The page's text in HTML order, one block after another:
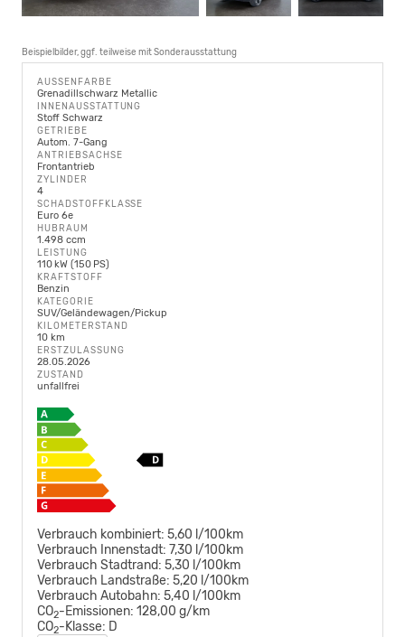
Beispielbilder, ggf. teilweise mit Sonderausstattung
AUSSENFARBE
Grenadillschwarz Metallic
INNENAUSSTATTUNG
Stoff Schwarz
GETRIEBE
Autom. 7-Gang
ANTRIEBSACHSE
Frontantrieb
ZYLINDER
4
SCHADSTOFFKLASSE
Euro 6e
HUBRAUM
1.498 ccm
LEISTUNG
110 kW (150 PS)
KRAFTSTOFF
Benzin
KATEGORIE
SUV/Geländewagen/Pickup
KILOMETERSTAND
10 km
ERSTZULASSUNG
28.05.2026
ZUSTAND
unfallfrei
Verbrauch kombiniert: 5,60 l/100km
Verbrauch Innenstadt: 7,30 l/100km
Verbrauch Stadtrand: 5,30 l/100km
Verbrauch Landstraße: 5,20 l/100km
Verbrauch Autobahn: 5,40 l/100km
CO2-Emissionen: 128,00 g/km
CO2-Klasse: D